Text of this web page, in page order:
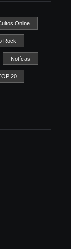
Online
Rock
Notícias
20